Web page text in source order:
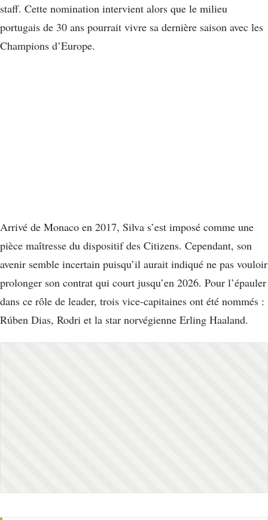
staff. Cette nomination intervient alors que le milieu
portugais de 30 ans pourrait vivre sa dernière saison avec les
Champions d’Europe.
Arrivé de Monaco en 2017, Silva s’est imposé comme une
pièce maîtresse du dispositif des Citizens. Cependant, son
avenir semble incertain puisqu’il aurait indiqué ne pas vouloir
prolonger son contrat qui court jusqu’en 2026. Pour l’épauler
dans ce rôle de leader, trois vice-capitaines ont été nommés :
Rúben Dias, Rodri et la star norvégienne Erling Haaland.